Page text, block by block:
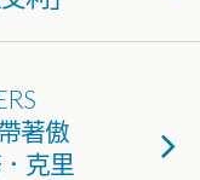
著傲
克里